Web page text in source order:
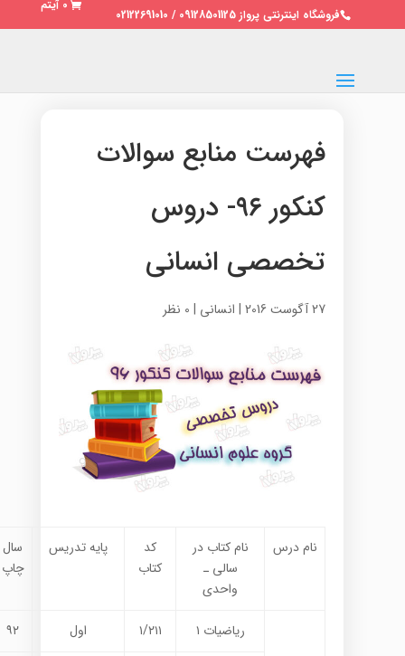
فروشگاه اینترنتی پرواز 09128501125 / 02122691010
0 آیتم
فهرست منابع سوالات
کنکور ۹۶- دروس
تخصصی انسانی
27 آگوست 2016 | انسانی | 0 نظر
نام درس
نام کتاب در
سالی ـ
واحدی
کد
کتاب
پایه تدریس
سال
چاپ
ریاضیات ۱ ۱/۲۱۱ اول ۹۲